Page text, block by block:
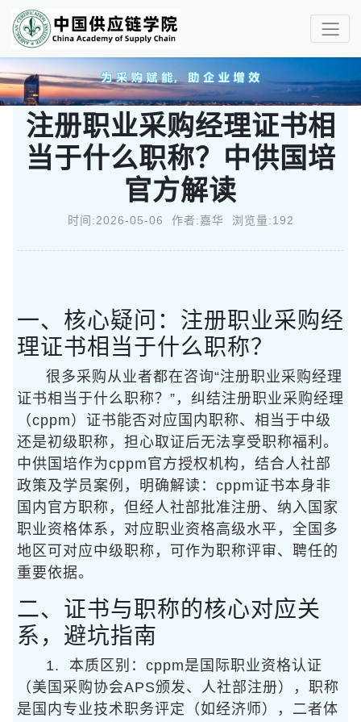
注册职业采购经理证书相
当于什么职称？中供国培
官方解读
时间:2026-05-06 作者:嘉华 浏览量:192
一、核心疑问：注册职业采购经
理证书相当于什么职称？
很多采购从业者都在咨询“注册职业采购经理
证书相当于什么职称？”，纠结注册职业采购经理
（cppm）证书能否对应国内职称、相当于中级
还是初级职称，担心取证后无法享受职称福利。
中供国培作为cppm官方授权机构，结合人社部
政策及学员案例，明确解读：cppm证书本身非
国内官方职称，但经人社部批准注册、纳入国家
职业资格体系，对应职业资格高级水平，全国多
地区可对应中级职称，可作为职称评审、聘任的
重要依据。
二、证书与职称的核心对应关
系，避坑指南
1. 本质区别：cppm是国际职业资格认证
（美国采购协会APS颁发、人社部注册），职称
是国内专业技术职务评定（如经济师），二者体